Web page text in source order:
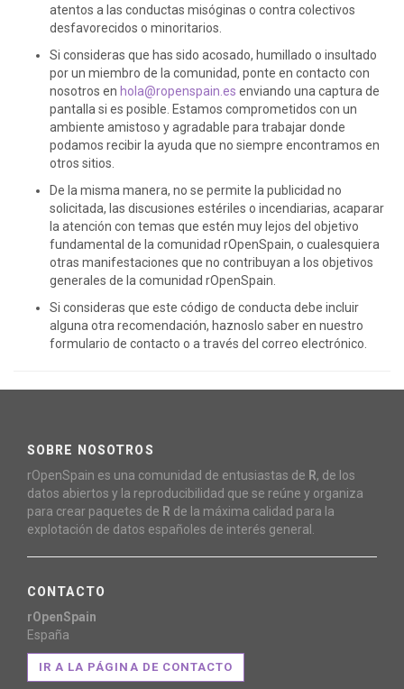
atentos a las conductas misóginas o contra colectivos
desfavorecidos o minoritarios.
Si consideras que has sido acosado, humillado o insultado
por un miembro de la comunidad, ponte en contacto con
nosotros en hola@ropenspain.es enviando una captura de
pantalla si es posible. Estamos comprometidos con un
ambiente amistoso y agradable para trabajar donde
podamos recibir la ayuda que no siempre encontramos en
otros sitios.
De la misma manera, no se permite la publicidad no
solicitada, las discusiones estériles o incendiarias, acaparar
la atención con temas que estén muy lejos del objetivo
fundamental de la comunidad rOpenSpain, o cualesquiera
otras manifestaciones que no contribuyan a los objetivos
generales de la comunidad rOpenSpain.
Si consideras que este código de conducta debe incluir
alguna otra recomendación, haznoslo saber en nuestro
formulario de contacto o a través del correo electrónico.
SOBRE NOSOTROS
rOpenSpain es una comunidad de entusiastas de R, de los
datos abiertos y la reproducibilidad que se reúne y organiza
para crear paquetes de R de la máxima calidad para la
explotación de datos españoles de interés general.
CONTACTO
rOpenSpain
España
IR A LA PÁGINA DE CONTACTO